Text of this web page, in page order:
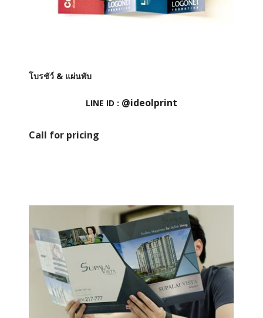
โบรชัว์ & แผ่นพับ
LINE ID : @ideolprint
Call for pricing